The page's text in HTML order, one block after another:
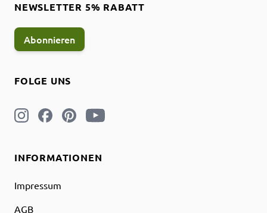
INFORMATIONEN
Impressum
AGB
FOLGE UNS
NEWSLETTER 5% RABATT
Abonnieren